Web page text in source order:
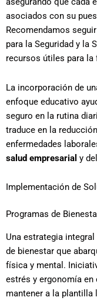
asociados con su
Recomendamos
para la Seguridad y la
recursos útiles para la
La incorporación de
enfoque educativo
seguro en la rutina
traduce en la
enfermedades
salud empresarial y
Implementación de
Programas de
Una estrategia integral
de bienestar que
física y mental.
estrés y ergonomía
mantener a la